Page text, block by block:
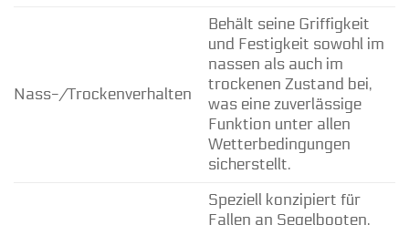
Nass-/Trockenverhalten
Behält seine Griffigkeit
und Festigkeit sowohl im
nassen als auch im
trockenen Zustand bei,
was eine zuverlässige
Funktion unter allen
Wetterbedingungen
sicherstellt.
Speziell konzipiert für
Fallen an Segelbooten,